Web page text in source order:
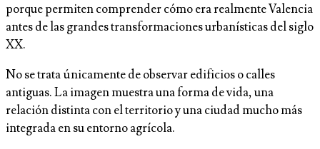
porque permiten comprender cómo era realmente Valencia
antes de las grandes transformaciones urbanísticas del siglo
XX.
No se trata únicamente de observar edificios o calles
antiguas. La imagen muestra una forma de vida, una
relación distinta con el territorio y una ciudad mucho más
integrada en su entorno agrícola.